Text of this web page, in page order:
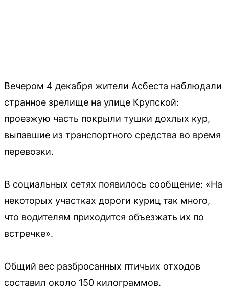
Вечером 4 декабря жители Асбеста наблюдали
странное зрелище на улице Крупской:
проезжую часть покрыли тушки дохлых кур,
выпавшие из транспортного средства во время
перевозки.
В социальных сетях появилось сообщение: «На
некоторых участках дороги куриц так много,
что водителям приходится объезжать их по
встречке».
Общий вес разбросанных птичьих отходов
составил около 150 килограммов.